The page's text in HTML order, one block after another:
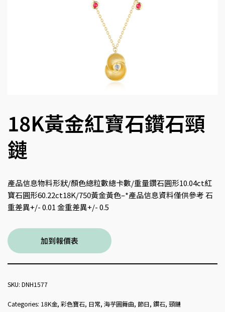
18K黃金紅寶石鑽石頸
鏈
產品信息物料形狀/顏色總粒數總卡數/重量鑽石圓形10.04ct紅
寶石圓形60.22ct18K/750黃金黃色–*產品信息資料僅供參考 石
重差異+/- 0.01 金重差異+/- 0.5
加到報價表
SKU: DNH1577
Categories: 18K金, 彩色寶石, 日常, 海芋圓舞曲, 節日, 鑽石, 頸鏈